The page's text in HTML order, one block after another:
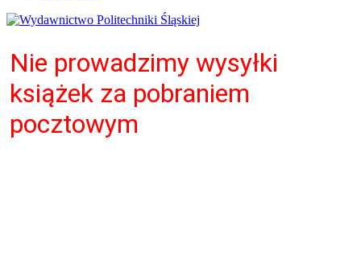
Nie prowadzimy wysyłki
książek za pobraniem
pocztowym